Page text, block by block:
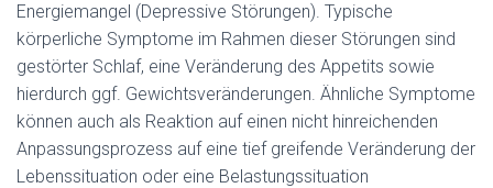
Energiemangel (Depressive Störungen). Typische
körperliche Symptome im Rahmen dieser Störungen sind
gestörter Schlaf, eine Veränderung des Appetits sowie
hierdurch ggf. Gewichtsveränderungen. Ähnliche Symptome
können auch als Reaktion auf einen nicht hinreichenden
Anpassungsprozess auf eine tief greifende Veränderung der
Lebenssituation oder eine Belastungssituation